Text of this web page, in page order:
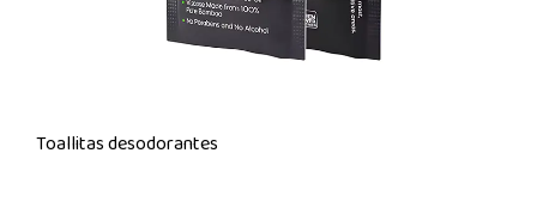
Toallitas desodorantes